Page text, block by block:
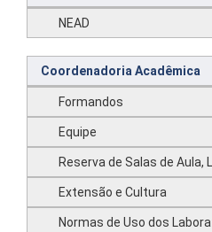
NEAD
Coordenadoria Acadêmica
Formandos
Equipe
Reserva de Salas de
Extensão e Cultura
Normas de Uso dos